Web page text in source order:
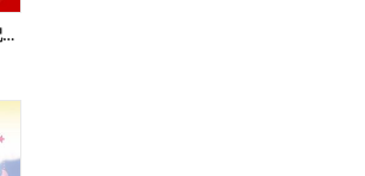
【おトク】お店で使えるクーポン配信中